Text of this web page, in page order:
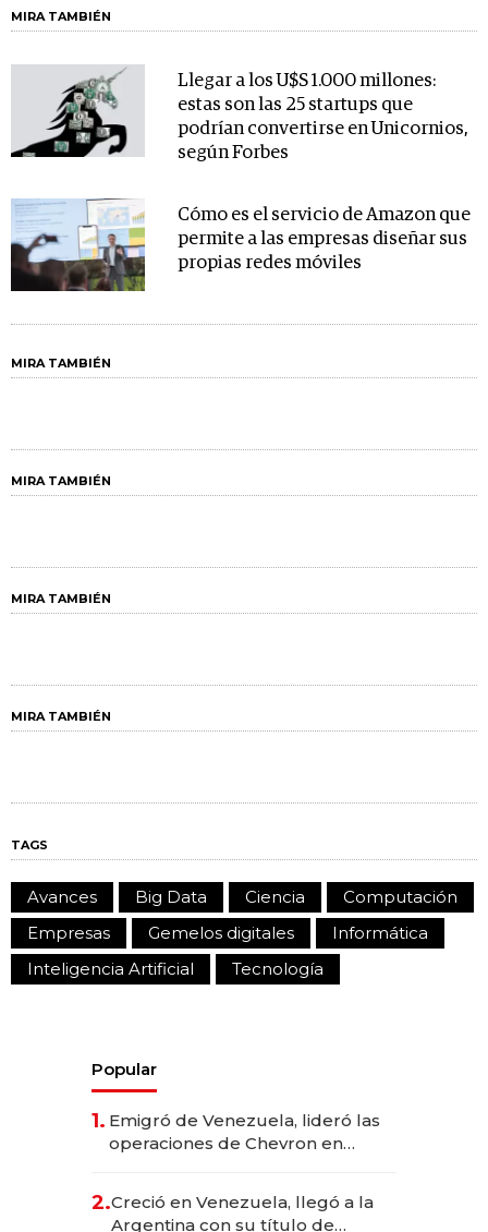
MIRA TAMBIÉN
Llegar a los U$S 1.000 millones:
estas son las 25 startups que
podrían convertirse en Unicornios,
según Forbes
Cómo es el servicio de Amazon que
permite a las empresas diseñar sus
propias redes móviles
MIRA TAMBIÉN
MIRA TAMBIÉN
MIRA TAMBIÉN
MIRA TAMBIÉN
TAGS
Avances Big Data Ciencia
Computación
Empresas
Gemelos digitales
Informática
Inteligencia Artificial
Tecnología
Popular
1. Emigró de Venezuela, lideró las
operaciones de Chevron en
2.Creció en Venezuela, llegó a la
Argentina con su título de